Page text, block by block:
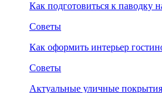
Как подготовиться к паводку
Советы
Как оформить интерьер
Советы
Актуальные уличные